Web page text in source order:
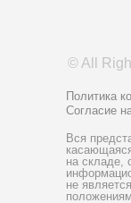
© All
Политика
Вся
на складе,
не
Согласие